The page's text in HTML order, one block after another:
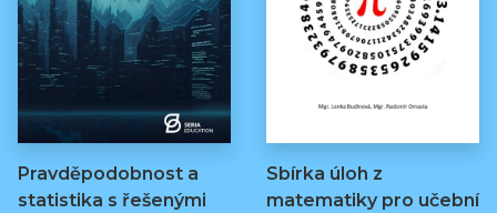
Pravděpodobnost a
statistika s řešenými
Sbírka úloh z
matematiky pro učební